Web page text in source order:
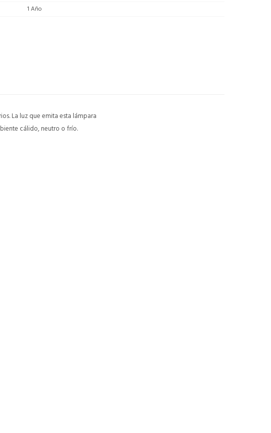
1 Año
La luz que emita esta lámpara
cálido, neutro o frío.